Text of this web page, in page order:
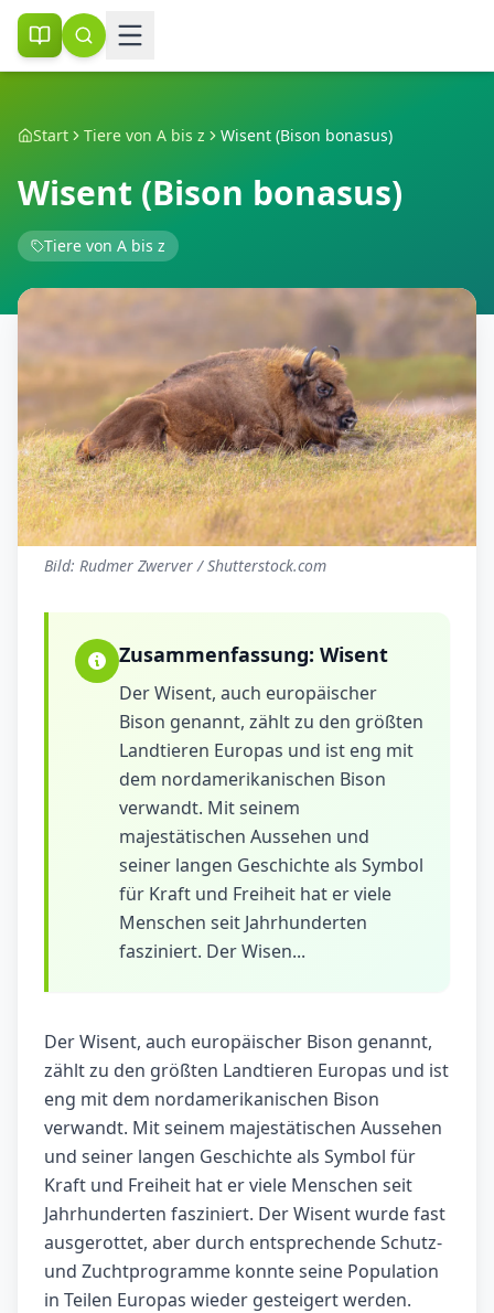
Start Tiere von A bis z Wisent (Bison bonasus)
Wisent (Bison bonasus)
Tiere von A bis z
Bild: Rudmer Zwerver / Shutterstock.com
Zusammenfassung: Wisent
Der Wisent, auch europäischer
Bison genannt, zählt zu den größten
Landtieren Europas und ist eng mit
dem nordamerikanischen Bison
verwandt. Mit seinem
majestätischen Aussehen und
seiner langen Geschichte als Symbol
für Kraft und Freiheit hat er viele
Menschen seit Jahrhunderten
fasziniert. Der Wisen...
Der Wisent, auch europäischer Bison genannt,
zählt zu den größten Landtieren Europas und ist
eng mit dem nordamerikanischen Bison
verwandt. Mit seinem majestätischen Aussehen
und seiner langen Geschichte als Symbol für
Kraft und Freiheit hat er viele Menschen seit
Jahrhunderten fasziniert. Der Wisent wurde fast
ausgerottet, aber durch entsprechende Schutz-
und Zuchtprogramme konnte seine Population
in Teilen Europas wieder gesteigert werden.